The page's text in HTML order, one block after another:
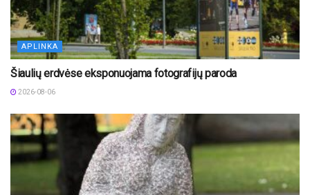
APLINKA
Šiaulių erdvėse eksponuojama fotografijų paroda
2026-08-06